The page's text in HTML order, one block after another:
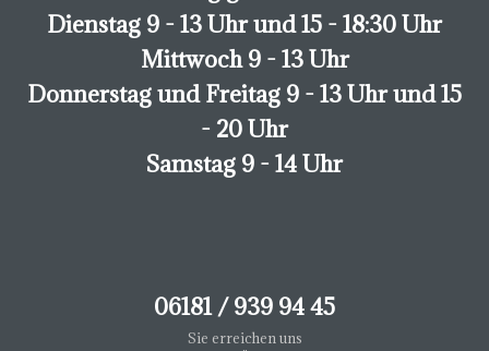
Dienstag 9 - 13 Uhr und 15 - 18:30 Uhr
Mittwoch 9 - 13 Uhr
Donnerstag und Freitag 9 - 13 Uhr und 15
- 20 Uhr
Samstag 9 - 14 Uhr
06181 / 939 94 45
Sie erreichen uns